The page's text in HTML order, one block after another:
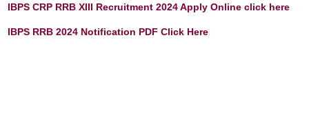
IBPS CRP RRB XIII Recruitment 2024 Apply Online click here
IBPS RRB 2024 Notification PDF Click Here